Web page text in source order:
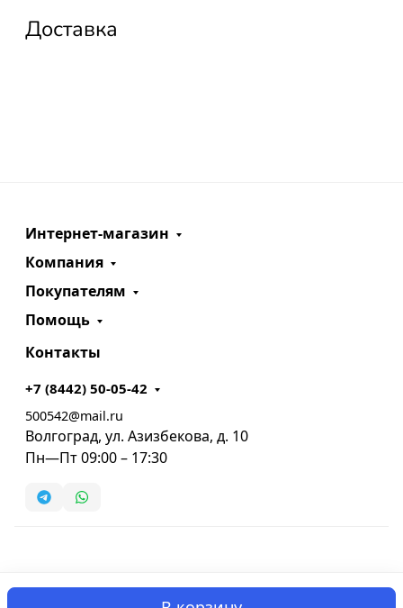
Доставка
Интернет-магазин
Компания
Покупателям
Помощь
Контакты
+7 (8442) 50-05-42
500542@mail.ru
Волгоград, ул. Азизбекова, д. 10
Пн—Пт 09:00 – 17:30